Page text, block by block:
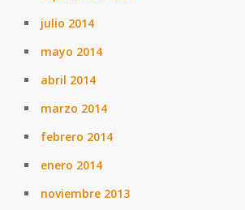
julio 2014
mayo 2014
abril 2014
marzo 2014
febrero 2014
enero 2014
noviembre 2013